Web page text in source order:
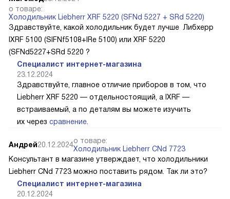
о товаре:
Холодильник Liebherr XRF 5220 (SFNd 5227 + SRd 5220)
Здравствуйте, какой холодильник будет лучше Либхерр
IXRF 5100 (SIFNf5108+IRe 5100) или XRF 5220
(SFNd5227+SRd 5220 ?
Специалист интернет-магазина
23.12.2024
Здравствуйте, главное отличие приборов в том, что
Liebherr XRF 5220 — отдельностоящий, а IXRF —
встраиваемый, а по деталям вы можете изучить
их через сравнение
Андрей20.12.2024о товаре:
Холодильник Liebherr CNd 7723
Консультант в магазине утверждает, что холодильники
Liebherr CNd 7723 можно поставить рядом. Так ли это?
Специалист интернет-магазина
20.12.2024